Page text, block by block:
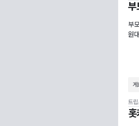
부
부
원
게
트립